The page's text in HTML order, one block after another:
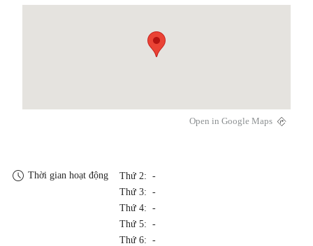
Open in Google Maps
Thời gian hoạt động
Thứ 2: -
Thứ 3: -
Thứ 4: -
Thứ 5: -
Thứ 6: -